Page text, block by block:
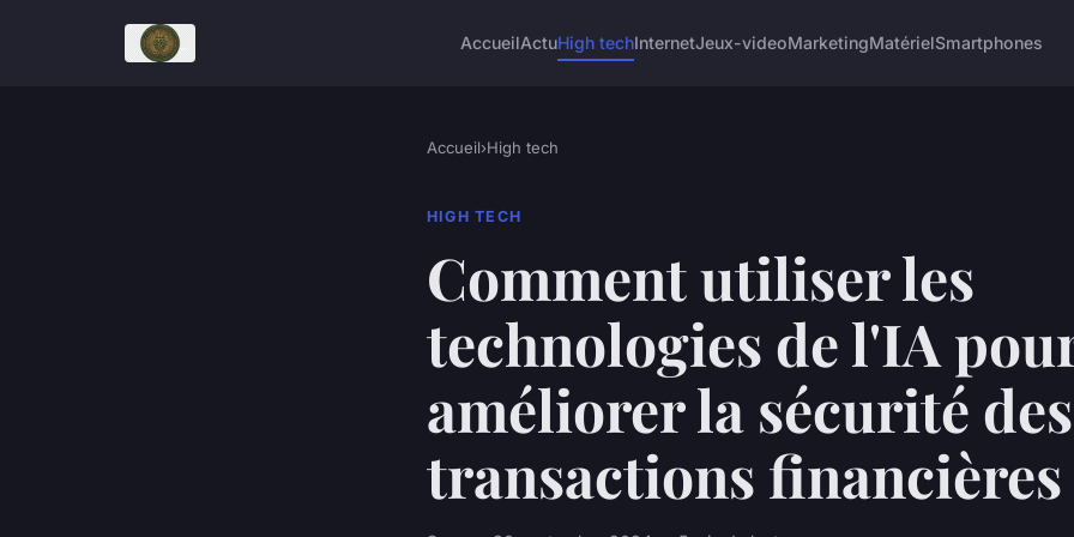
AccueilActuHigh techInternetJeux-videoMarketingMatérielSmartphones
Accueil›High tech
HIGH TECH
Comment utiliser les
technologies de l'IA
améliorer la sécurité des
transactions financières